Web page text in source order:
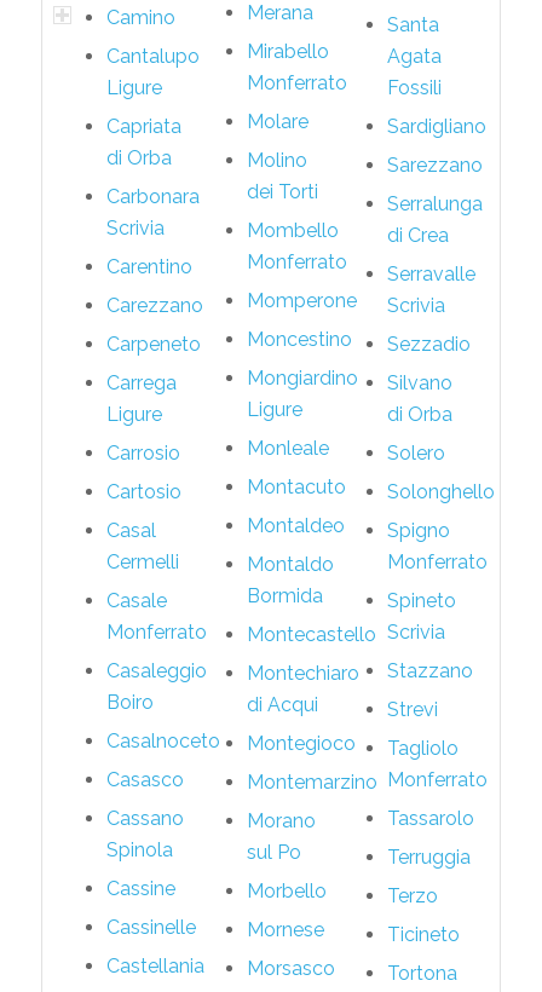
Camino
Cantalupo
Ligure
Capriata
di Orba
Carbonara
Scrivia
Carentino
Carezzano
Carpeneto
Carrega
Ligure
Carrosio
Cartosio
Casal
Cermelli
Casale
Monferrato
Casaleggio
Boiro
Casalnoceto
Casasco
Cassano
Spinola
Cassine
Cassinelle
Castellania
Merana
Mirabello
Monferrato
Molare
Molino
dei Torti
Mombello
Monferrato
Momperone
Moncestino
Mongiardino
Ligure
Monleale
Montacuto
Montaldeo
Montaldo
Bormida
Montecastello
Montechiaro
di Acqui
Montegioco
Montemarzino
Morano
sul Po
Morbello
Mornese
Morsasco
Santa
Agata
Fossili
Sardigliano
Sarezzano
Serralunga
di Crea
Serravalle
Scrivia
Sezzadio
Silvano
di Orba
Solero
Solonghello
Spigno
Monferrato
Spineto
Scrivia
Stazzano
Strevi
Tagliolo
Monferrato
Tassarolo
Terruggia
Terzo
Ticineto
Tortona